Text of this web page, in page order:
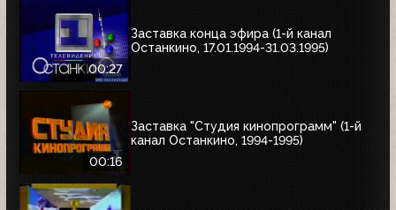
00:27
Заставка конца эфира (1-й канал
Останкино, 17.01.1994-31.03.1995)
00:16
Заставка "Студия кинопрограмм" (1-й
канал Останкино, 1994-1995)